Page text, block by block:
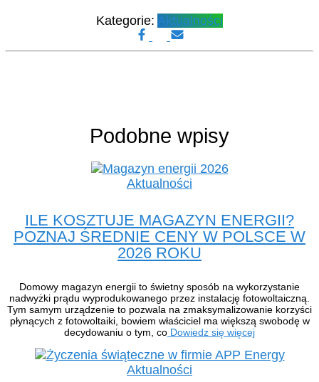
Kategorie: Aktualności
Podobne wpisy
Aktualności
ILE KOSZTUJE MAGAZYN ENERGII?
POZNAJ ŚREDNIE CENY W POLSCE W
2026 ROKU
Domowy magazyn energii to świetny sposób na wykorzystanie
nadwyżki prądu wyprodukowanego przez instalację fotowoltaiczną.
Tym samym urządzenie to pozwala na zmaksymalizowanie korzyści
płynących z fotowoltaiki, bowiem właściciel ma większą swobodę w
decydowaniu o tym, co Dowiedz się więcej
Aktualności